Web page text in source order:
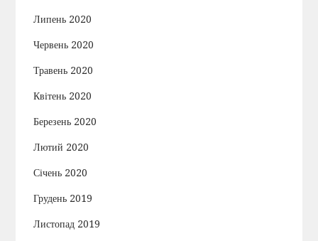
Липень 2020
Червень 2020
Травень 2020
Квітень 2020
Березень 2020
Лютий 2020
Січень 2020
Грудень 2019
Листопад 2019